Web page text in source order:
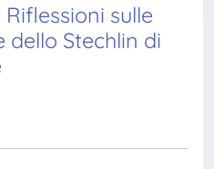
sulle
Stechlin di